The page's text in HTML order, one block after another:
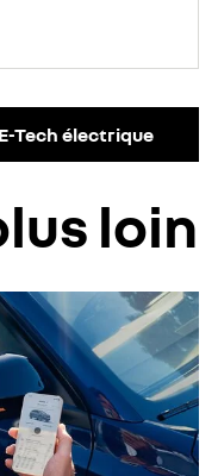
Tech électrique
loin